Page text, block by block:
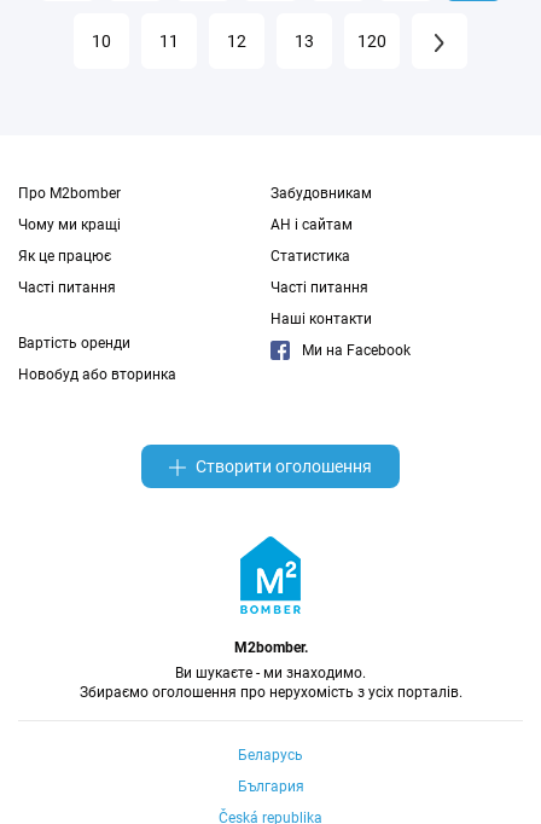
10 11 12 13 120
Про M2bomber
Чому ми кращі
Як це працює
Часті питання
Вартість оренди
Новобуд або вторинка
Забудовникам
АН і сайтам
Статистика
Часті питання
Наші контакти
Ми на Facebook
Створити оголошення
M2bomber.
Ви шукаєте - ми знаходимо.
Збираємо оголошення про нерухомість з усіх порталів.
Беларусь
България
Česká republika